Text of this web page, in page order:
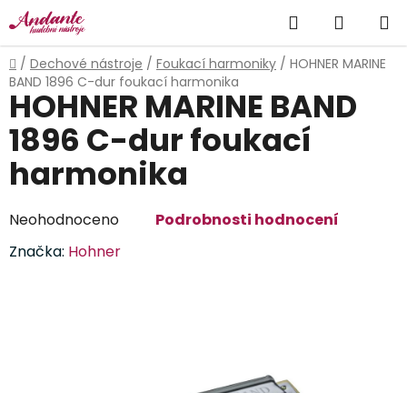
Přejít
na
obsah
Hledat
KOŠÍK
Domů
/ Dechové nástroje / Foukací harmoniky / HOHNER MARINE
BAND 1896 C-dur foukací harmonika
HOHNER MARINE BAND
1896 C-dur foukací
harmonika
Průměrné
produktu
Neohodnoceno
Podrobnosti hodnocení
Značka: Hohner